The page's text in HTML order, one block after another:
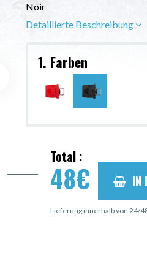
Noir
Detaillierte Beschreibung
1. Farben
Total :
48€ IN
Lieferung innerhalb von 24/